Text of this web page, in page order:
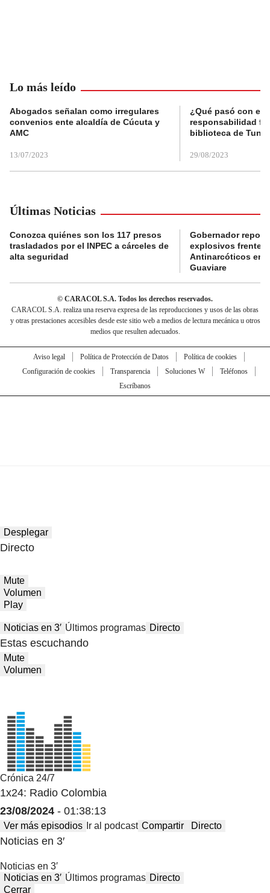
Lo más leído
Abogados señalan como irregulares
convenios ente alcaldía de Cúcuta y
AMC
13/07/2023
¿Qué pasó con el
responsabilidad
biblioteca de
29/08/2023
Últimas Noticias
Conozca quiénes son los 117 presos
trasladados por el INPEC a cárceles de
alta seguridad
Gobernador
explosivos frente a
Antinarcóticos en
Guaviare
© CARACOL S.A. Todos los derechos reservados.
CARACOL S.A. realiza una reserva expresa de las reproducciones y usos de las obras
y otras prestaciones accesibles desde este sitio web a medios de lectura mecánica u otros
medios que resulten adecuados.
Aviso legal Política de Protección de Datos
Política de cookies
Configuración de cookies
Transparencia Soluciones W
Teléfonos
Escríbanos
Desplegar
Directo
Mute
Volumen
Play
Noticias en 3′ Últimos programas Directo
Estas escuchando
Mute
Volumen
Crónica 24/7
1x24: Radio Colombia
23/08/2024 - 01:38:13
Ver más episodios Ir al podcast Compartir Directo
Noticias en 3′
Noticias en 3′
Noticias en 3′ Últimos programas Directo
Cerrar